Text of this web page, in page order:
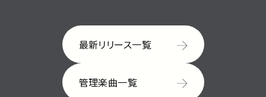
最新リリース一覧
管理楽曲一覧